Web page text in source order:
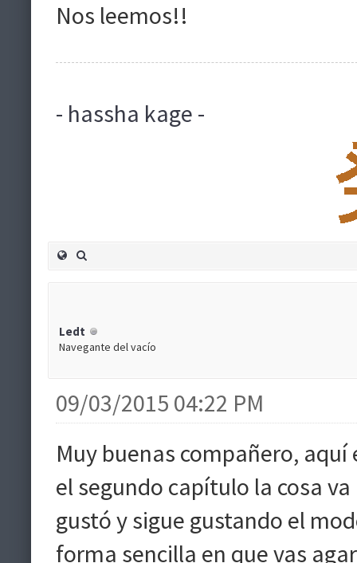
Nos leemos!!
- hassha kage -
Ledt
Navegante del vacío
09/03/2015 04:22 PM
Muy buenas compañero,
el segundo capítulo la cosa
gustó y sigue gustando el
forma sencilla en que vas